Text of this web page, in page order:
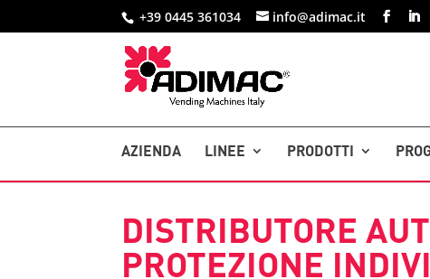
+39 0445 361034 info@adimac.it
AZIENDA LINEE PRODOTTI
DISTRIBUTORE
PROTEZIONE